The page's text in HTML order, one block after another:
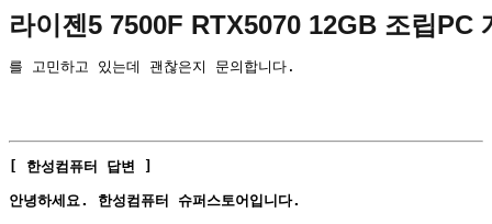
라이젠5 7500F RTX5070 12GB 조립
를 고민하고 있는데 괜찮은지 문의합니다.
[ 한성컴퓨터 답변 ]
안녕하세요. 한성컴퓨터 슈퍼스토어입니다.